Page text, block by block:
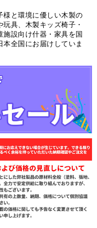
様と環境に優しい木製の
具、木製キッズ椅子・
設向け什器・家具を国
全国にお届けしていま